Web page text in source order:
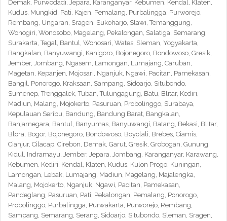
Demak, Purwodadi, Jepara, Karanganyar, Kebumen, Kendal, Klaten,
Kudus, Mungkid, Pati, Kajen, Pemalang, Purbalingga, Purworejo,
Rembang, Ungaran, Sragen, Sukoharjo, Slawi, Temanggung,
Wonogiri, Wonosobo, Magelang, Pekalongan, Salatiga, Semarang,
Surakarta, Tegal, Bantul, Wonosari, Wates, Sleman, Yogyakarta,
Bangkalan, Banyuwangi, Kanigoro, Bojonegoro, Bondowoso, Gresik,
Jember, Jombang, Ngasem, Lamongan, Lumajang, Caruban,
Magetan, Kepanjen, Mojosari, Nganjuk, Ngawi, Pacitan, Pamekasan,
Bangil, Ponorogo, Kraksaan, Sampang, Sidoarjo, Situbondo,
Sumenep, Trenggalek, Tuban, Tulungagung, Batu, Blitar, Kediri,
Madiun, Malang, Mojokerto, Pasuruan, Probolinggo, Surabaya,
Kepulauan Seribu, Bandung, Bandung Barat, Bangkalan,
Banjarnegara, Bantul, Banyumas, Banyuwangi, Batang, Bekasi, Blitar,
Blora, Bogor, Bojonegoro, Bondowoso, Boyolali, Brebes, Ciamis,
Cianjur, Cilacap, Cirebon, Demak, Garut, Gresik, Grobogan, Gunung
Kidul, Indramayu, Jember, Jepara, Jombang, Karanganyar, Karawang,
Kebumen, Kediri, Kendal, Klaten, Kudus, Kulon Progo, Kuningan,
Lamongan, Lebak, Lumajang, Madiun, Magelang, Majalengka,
Malang, Mojokerto, Nganjuk, Ngawi, Pacitan, Pamekasan,
Pandeglang, Pasuruan, Pati, Pekalongan, Pemalang, Ponorogo,
Probolinggo, Purbalingga, Purwakarta, Purworejo, Rembang,
Sampang, Semarang, Serang, Sidoarjo, Situbondo, Sleman, Sragen,